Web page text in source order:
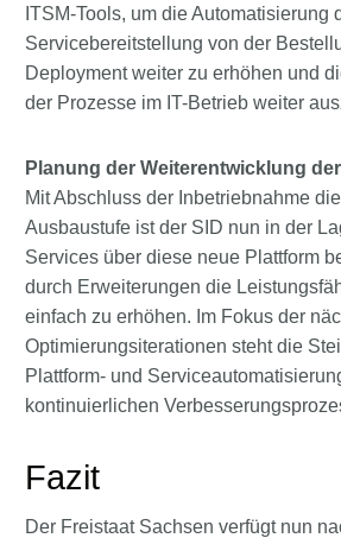
ITSM-Tools, um die Automatisierung
Servicebereitstellung von der
Deployment weiter zu erhöhen und
der Prozesse im IT-Betrieb weiter
Planung der Weiterentwicklung
Mit Abschluss der Inbetriebnahme
Ausbaustufe ist der SID nun in der
Services über diese neue Plattform
durch Erweiterungen die
einfach zu erhöhen. Im Fokus der
Optimierungsiterationen steht die
Plattform- und
kontinuierlichen
Fazit
Der Freistaat Sachsen verfügt nun